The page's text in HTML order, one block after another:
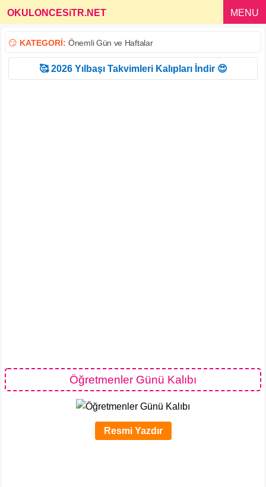
OKULONCESiTR.NET MENU
😏 KATEGORİ: Önemli Gün ve Haftalar
🥰 2026 Yılbaşı Takvimleri Kalıpları İndir 😍
Öğretmenler Günü Kalıbı
Resmi Yazdır